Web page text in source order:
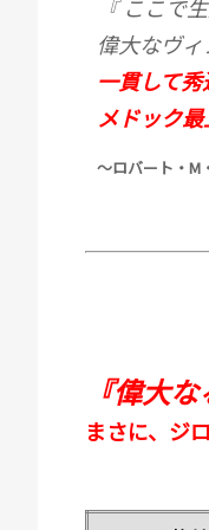
『 ここで
偉大なヴ
一貫して
メドック
～ロバート・ M
『偉大
まさに、ジ